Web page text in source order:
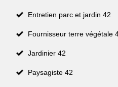
Entretien parc et jardin 42
Fournisseur terre végétale
Jardinier 42
Paysagiste 42